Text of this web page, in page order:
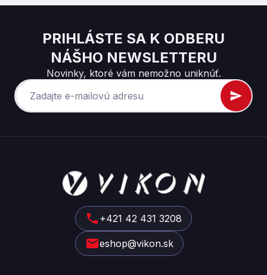
PRIHLÁSTE SA K ODBERU
NÁŠHO NEWSLETTERU
Novinky, ktoré vám nemožno uniknúť.
+421 42 431 3208
eshop@vikon.sk